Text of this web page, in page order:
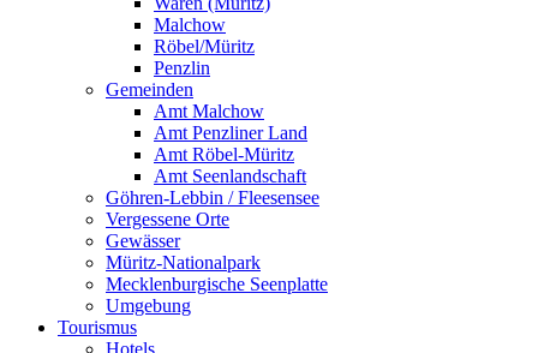
Malchow
Röbel/Müritz
Penzlin
Gemeinden
Amt Malchow
Amt Penzliner Land
Amt Röbel-Müritz
Amt Seenlandschaft
Göhren-Lebbin / Fleesensee
Vergessene Orte
Gewässer
Müritz-Nationalpark
Mecklenburgische Seenplatte
Umgebung
Tourismus
Hotels